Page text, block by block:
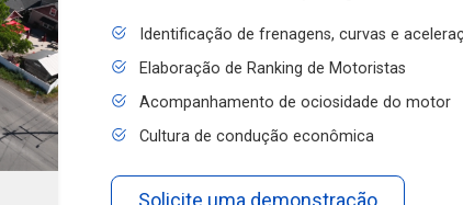
Identificação de frenagens, curvas e
Elaboração de Ranking de Motoristas
Acompanhamento de ociosidade do motor
Cultura de condução econômica
Solicite uma demonstração